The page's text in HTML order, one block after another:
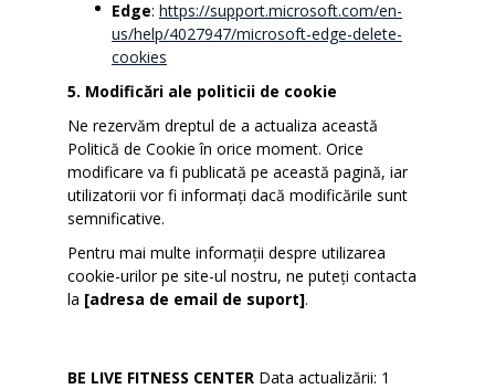
Edge: https://support.microsoft.com/en-
us/help/4027947/microsoft-edge-delete-
cookies
5. Modificări ale politicii de cookie
Ne rezervăm dreptul de a actualiza această
Politică de Cookie în orice moment. Orice
modificare va fi publicată pe această pagină, iar
utilizatorii vor fi informați dacă modificările sunt
semnificative.
Pentru mai multe informații despre utilizarea
cookie-urilor pe site-ul nostru, ne puteți contacta
la [adresa de email de suport].
BE LIVE FITNESS CENTER Data actualizării: 1